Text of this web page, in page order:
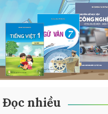
Đọc nhiều